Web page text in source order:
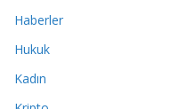
Haberler
Hukuk
Kadın